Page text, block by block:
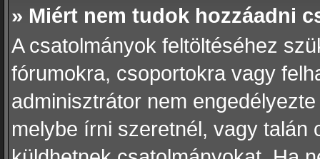
» Miért nem tudok hozzáadni
A csatolmányok feltöltéséhez
fórumokra, csoportokra vagy
adminisztrátor nem
melybe írni szeretnél, vagy talán